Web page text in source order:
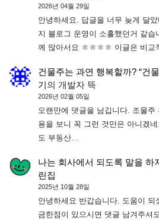
2026년 04월 29일
안녕하세요. 답글을 너무 늦게 달
지 블로그 운영이 소홀했던거 같
께 많아서요 ㅎㅎㅎㅎ 이글은 비
건물주는 과연 행복할까? “건
기의 개발자 뜩
2026년 02월 05일
오랜만에 댓글을 남깁니다. 조물
용을 보니 꼭 그런 것만은 아니겠
도 부동산…
나는 회사에서 되도록 말을 하
린집
2025년 10월 28일
안녕하세요 반갑습니다. 도움이
금한점이 있으시면 댓글 남겨주셔